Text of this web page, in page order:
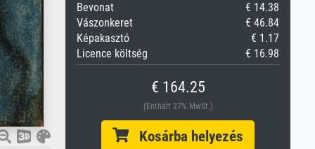
Bevonat
€ 14.38
Vászonkeret
€ 46.84
Képakasztó
€ 1.17
Licence költség
€ 16.98
€ 164.25
(Enthält 27% MwSt.)
Kosárba helyezés